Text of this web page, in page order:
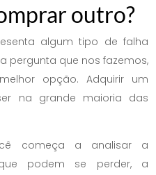
outro?
algum tipo de falha
pergunta que nos fazemos,
opção. Adquirir um
na grande maioria das
começa a analisar a
podem se perder, a